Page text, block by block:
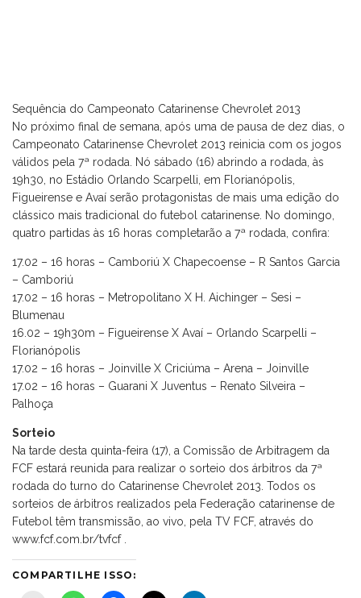
Sequência do Campeonato Catarinense Chevrolet 2013
No próximo final de semana, após uma de pausa de dez dias, o
Campeonato Catarinense Chevrolet 2013 reinicia com os jogos
válidos pela 7ª rodada. Nó sábado (16) abrindo a rodada, às
19h30, no Estádio Orlando Scarpelli, em Florianópolis,
Figueirense e Avaí serão protagonistas de mais uma edição do
clássico mais tradicional do futebol catarinense. No domingo,
quatro partidas às 16 horas completarão a 7ª rodada, confira:
17.02 – 16 horas – Camboriú X Chapecoense – R Santos Garcia
– Camboriú
17.02 – 16 horas – Metropolitano X H. Aichinger – Sesi –
Blumenau
16.02 – 19h30m – Figueirense X Avaí – Orlando Scarpelli –
Florianópolis
17.02 – 16 horas – Joinville X Criciúma – Arena – Joinville
17.02 – 16 horas – Guarani X Juventus – Renato Silveira –
Palhoça
Sorteio
Na tarde desta quinta-feira (17), a Comissão de Arbitragem da
FCF estará reunida para realizar o sorteio dos árbitros da 7ª
rodada do turno do Catarinense Chevrolet 2013. Todos os
sorteios de árbitros realizados pela Federação catarinense de
Futebol têm transmissão, ao vivo, pela TV FCF, através do
www.fcf.com.br/tvfcf .
COMPARTILHE ISSO: